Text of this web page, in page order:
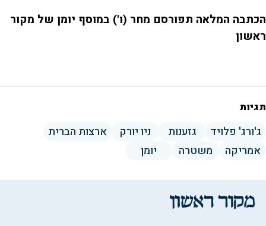
הכתבה המלאה תפורסם מחר (ו') במוסף יומן של מקור
ראשון
תגיות
ג'ורג' פלויד גזענות ניו יורק
ארצות הברית
אמריקה
משטרה יומן